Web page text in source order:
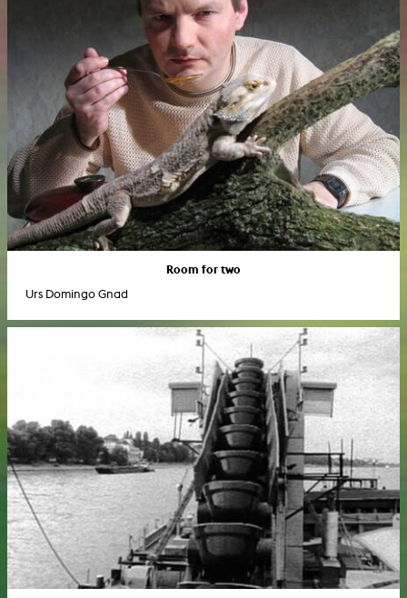
Room for two
Urs Domingo Gnad